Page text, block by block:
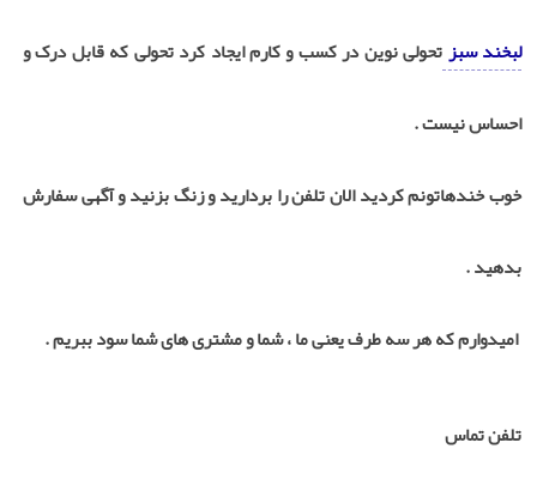
لبخند سبزتحولی نوین در کسب و کارم ایجاد کرد تحولی که قابل درک و
احساس نیست .
خوب خندهاتونم کردید الان تلفن را بردارید و زنگ بزنید و آگهی سفارش
بدهید .
امیدوارم که هر سه طرف یعنی ما ، شما و مشتری های شما سود ببریم .
تلفن تماس